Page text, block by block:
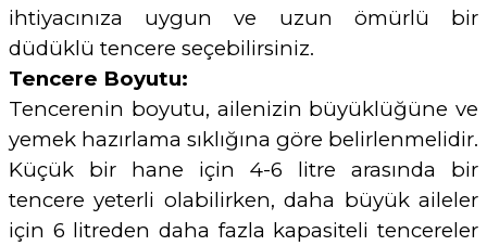
ihtiyacınıza uygun ve uzun ömürlü bir
düdüklü tencere seçebilirsiniz.
Tencere Boyutu:
Tencerenin boyutu, ailenizin büyüklüğüne ve
yemek hazırlama sıklığına göre belirlenmelidir.
Küçük bir hane için 4-6 litre arasında bir
tencere yeterli olabilirken, daha büyük aileler
için 6 litreden daha fazla kapasiteli tencereler